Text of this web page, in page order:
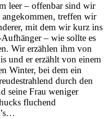
leer – offenbar sind wir
treffen wir
mit dem wir kurz ins
– wie sollte es
Wir erzählen ihm von
und er erzählt von einem
Winter, bei dem ein
durch den
seine Frau weniger
fluchend